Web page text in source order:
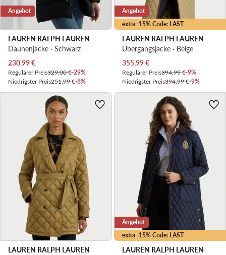
Angebot
LAUREN RALPH LAUREN
Daunenjacke · Schwarz
Aktueller Preis
230,99€
Regulärer Preis329,00 €-29%
Niedrigster Preis251,99 €-8%
extra -15% Code: LAST
Angebot
LAUREN RALPH LAUREN
Übergangsjacke · Beige
Aktueller Preis
355,99€
Regulärer Preis394,99 €-9%
Niedrigster Preis394,99 €-9%
LAUREN RALPH LAUREN
extra -15% Code: LAST
Angebot
LAUREN RALPH LAUREN